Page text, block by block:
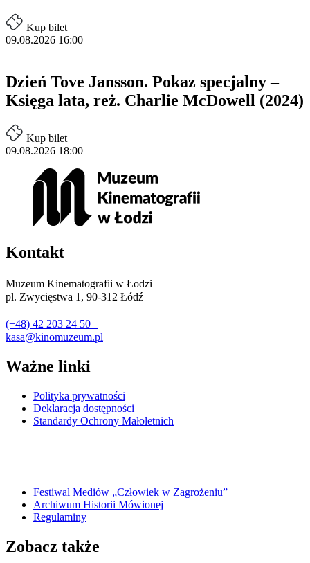
Kup bilet
09.08.2026 16:00
Dzień Tove Jansson. Pokaz specjalny –
Księga lata, reż. Charlie McDowell (2024)
Kup bilet
09.08.2026 18:00
Kontakt
Muzeum Kinematografii w Łodzi
pl. Zwycięstwa 1, 90-312 Łódź
(+48) 42 203 24 50
kasa@kinomuzeum.pl
Ważne linki
Polityka prywatności
Deklaracja dostępności
Standardy Ochrony Małoletnich
Festiwal Mediów „Człowiek w Zagrożeniu”
Archiwum Historii Mówionej
Regulaminy
Zobacz także